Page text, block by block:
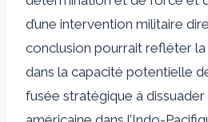
d’une intervention militaire
conclusion pourrait refléter la
dans la capacité potentielle
fusée stratégique à dissuader